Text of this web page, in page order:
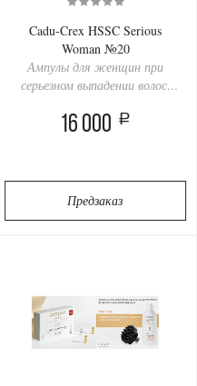
Cadu-Crex HSSC Serious
Woman №20
Ампулы для женщин при
серьезном выпадении волос,
16 000 a
Предзаказ